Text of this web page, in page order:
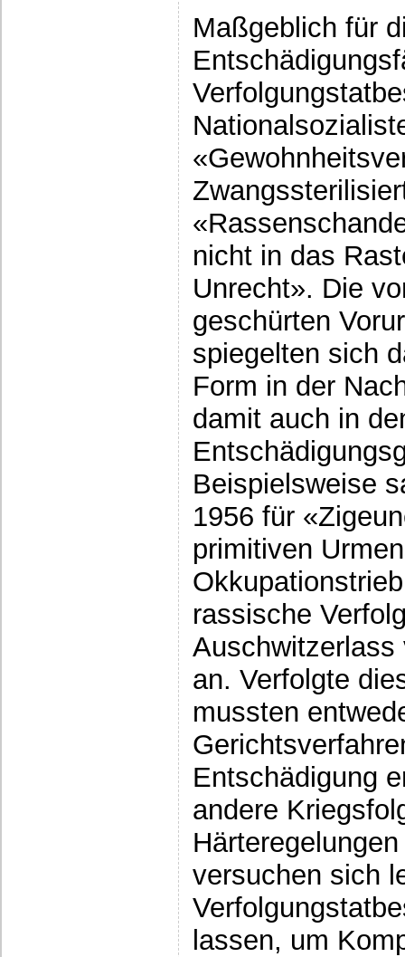
Maßgeblich für
nicht in das
Unrecht». Die
geschürten
spiegelten sich
Form in der
damit auch in
Beispielsweise
1956 für
primitiven
rassische
Auschwitzerlass
an. Verfolgte
mussten
Entschädigung
andere
versuchen sich
lassen, um